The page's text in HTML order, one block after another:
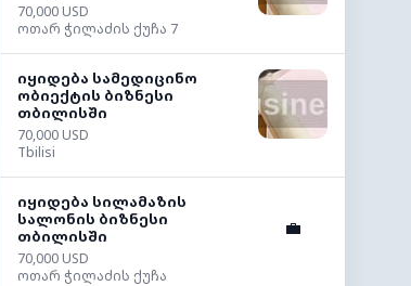
70,000 USD
ოთარ ჭილაძის ქუჩა 7
იყიდება სამედიცინო
ობიექტის ბიზნესი
თბილისში
70,000 USD
Tbilisi
იყიდება სილამაზის
სალონის ბიზნესი
თბილისში
70,000 USD
ოთარ ჭილაძის ქუჩა
💼